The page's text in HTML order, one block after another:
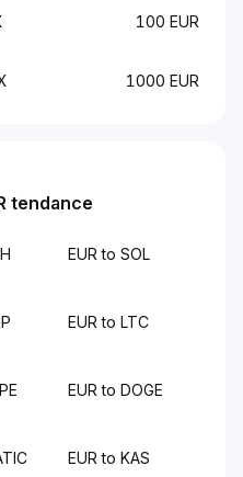
100 EUR
1000 EUR
tendance
EUR to SOL
EUR to LTC
EUR to DOGE
EUR to KAS